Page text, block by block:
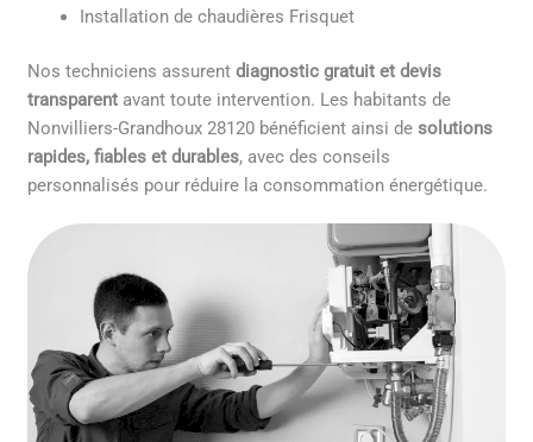
Installation de chaudières Frisquet
Nos techniciens assurentdiagnostic gratuit et devis
transparent avant toute intervention. Les habitants de
Nonvilliers-Grandhoux 28120 bénéficient ainsi desolutions
rapides, fiables et durables, avec des conseils
personnalisés pour réduire la consommation énergétique.